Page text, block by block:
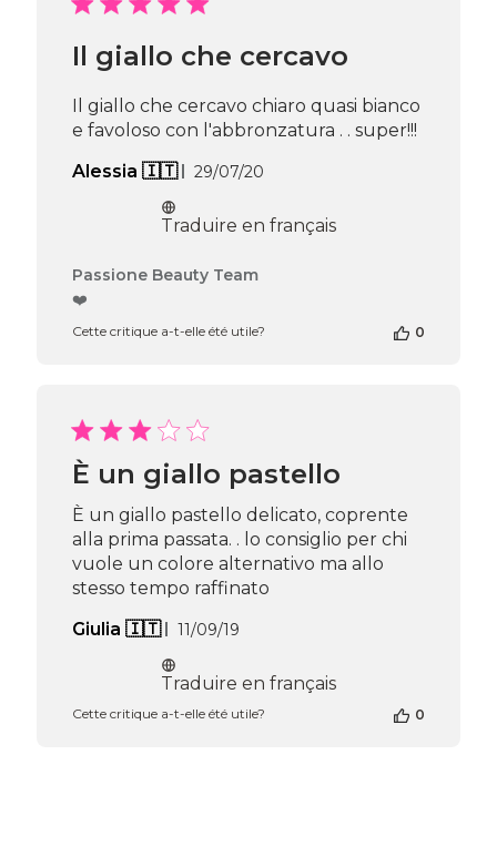
Il giallo che cercavo
Il giallo che cercavo chiaro quasi bianco
e favoloso con l'abbronzatura . . super!!!
Alessia 🇮🇹
Date
publication
29/07/20
Traduire en français
Commentaires
de
Passione
Beauty
Team
du
Thu
Apr
16
Passione Beauty Team
❤️
Cette critique a-t-elle été utile? 0
È un giallo pastello
È un giallo pastello delicato, coprente
alla prima passata. . lo consiglio per chi
vuole un colore alternativo ma allo
stesso tempo raffinato
Giulia 🇮🇹
Date
publication
11/09/19
Traduire en français
Cette critique a-t-elle été utile? 0